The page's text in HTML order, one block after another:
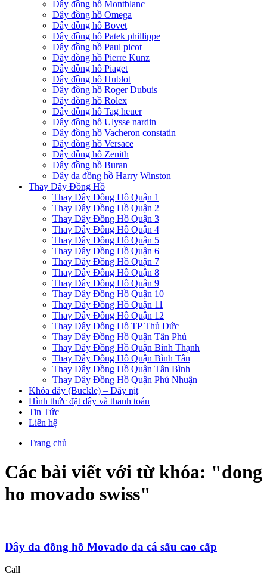
Dây đồng hồ Montblanc
Dây đồng hồ Omega
Dây đồng hồ Bovet
Dây đồng hồ Patek phillippe
Dây đồng hồ Paul picot
Dây đồng hồ Pierre Kunz
Dây đồng hồ Piaget
Dây đồng hồ Hublot
Dây đồng hồ Roger Dubuis
Dây đồng hồ Rolex
Dây đồng hồ Tag heuer
Dây đồng hồ Ulysse nardin
Dây đồng hồ Vacheron constatin
Dây đồng hồ Versace
Dây đồng hồ Zenith
Dây đồng hồ Buran
Dây da đồng hồ Harry Winston
Thay Dây Đồng Hồ
Thay Dây Đồng Hồ Quận 1
Thay Dây Đồng Hồ Quận 2
Thay Dây Đồng Hồ Quận 3
Thay Dây Đồng Hồ Quận 4
Thay Dây Đồng Hồ Quận 5
Thay Dây Đồng Hồ Quận 6
Thay Dây Đồng Hồ Quận 7
Thay Dây Đồng Hồ Quận 8
Thay Dây Đồng Hồ Quận 9
Thay Dây Đồng Hồ Quận 10
Thay Dây Đồng Hồ Quận 11
Thay Dây Đồng Hồ Quận 12
Thay Dây Đồng Hồ TP Thủ Đức
Thay Dây Đồng Hồ Quận Tân Phú
Thay Dây Đồng Hồ Quận Bình Thạnh
Thay Dây Đồng Hồ Quận Bình Tân
Thay Dây Đồng Hồ Quận Tân Bình
Thay Dây Đồng Hồ Quận Phú Nhuận
Khóa dây (Buckle) – Dây nịt
Hình thức đặt dây và thanh toán
Tin Tức
Liên hệ
Trang chủ
Các bài viết với từ khóa: "dong
ho movado swiss"
Dây da đồng hồ Movado da cá sấu cao cấp
Call